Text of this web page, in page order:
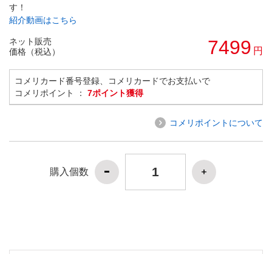
す！
紹介動画はこちら
ネット販売
価格（税込）
7499 円
コメリカード番号登録、コメリカードでお支払いで
コメリポイント ： 7ポイント獲得
コメリポイントについて
購入個数